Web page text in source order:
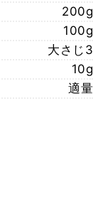
200g
100g
大さじ3
10g
適量